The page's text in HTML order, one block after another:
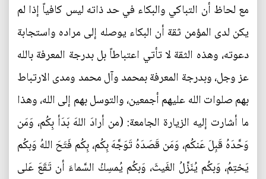
مع لحاظ أن التباكي والبكاء في حد ذاته ليس كافياً إذا لم
يكن لدى المؤمن ثقة أن البكاء يوصله إلى مراده واستجابة
دعوته، وهذه الثقة لا تأتي اعتباطاً بل بدرجة المعرفة بالله
عز وجل، وبدرجة المعرفة بمحمد وآل محمد ومدى الارتباط
بهم صلوات الله عليهم أجمعين، والتوسل بهم إلى الله، وهذا
ما أشارت إليه الزيارة الجامعة: (من أرادَ اللهَ بَدَأ بِكُم، وَمَن
وَحَّدَهُ قَبِلَ عَنكُم، وَمَن قَصَدَهُ تَوَجَّهَ بِكُم، بِكُم فَتَحَ اللهُ وَبكُم
يَختِمُ، وَبكُم يُنَزِّلُ الغَيثَ، وَبكُم يُمسِكُ السَّماءَ أن تَقَعَ عَلى